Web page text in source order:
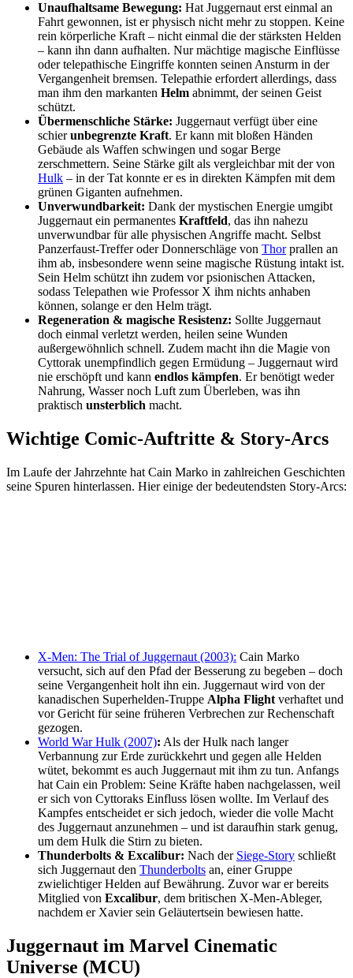
Unaufhaltsame Bewegung: Hat Juggernaut erst einmal an
Fahrt gewonnen, ist er physisch nicht mehr zu stoppen. Keine
rein körperliche Kraft – nicht einmal die der stärksten Helden
– kann ihn dann aufhalten. Nur mächtige magische Einflüsse
oder telepathische Eingriffe konnten seinen Ansturm in der
Vergangenheit bremsen. Telepathie erfordert allerdings, dass
man ihm den markanten Helm abnimmt, der seinen Geist
schützt.
Übermenschliche Stärke: Juggernaut verfügt über eine
schierunbegrenzte Kraft. Er kann mit bloßen Händen
Gebäude als Waffen schwingen und sogar Berge
zerschmettern. Seine Stärke gilt als vergleichbar mit der von
Hulk – in der Tat konnte er es in direkten Kämpfen mit dem
grünen Giganten aufnehmen.
Unverwundbarkeit: Dank der mystischen Energie umgibt
Juggernaut ein permanentes Kraftfeld, das ihn nahezu
unverwundbar für alle physischen Angriffe macht. Selbst
Panzerfaust-Treffer oder Donnerschläge von Thorprallen an
ihm ab, insbesondere wenn seine magische Rüstung intakt ist.
Sein Helm schützt ihn zudem vor psionischen Attacken,
sodass Telepathen wie Professor X ihm nichts anhaben
können, solange er den Helm trägt.
Regeneration & magische Resistenz: Sollte Juggernaut
doch einmal verletzt werden, heilen seine Wunden
außergewöhnlich schnell. Zudem macht ihn die Magie von
Cyttorak unempfindlich gegen Ermüdung – Juggernaut wird
nie erschöpft und kann endlos kämpfen. Er benötigt weder
Nahrung, Wasser noch Luft zum Überleben, was ihn
praktisch unsterblich macht.
Wichtige Comic-Auftritte & Story-Arcs
Im Laufe der Jahrzehnte hat Cain Marko in zahlreichen Geschichten
seine Spuren hinterlassen. Hier einige der bedeutendsten Story-Arcs:
X-Men: The Trial of Juggernaut (2003): Cain Marko
versucht, sich auf den Pfad der Besserung zu begeben – doch
seine Vergangenheit holt ihn ein. Juggernaut wird von der
kanadischen Superhelden-Truppe Alpha Flight verhaftet und
vor Gericht für seine früheren Verbrechen zur Rechenschaft
gezogen.
World War Hulk (2007): Als der Hulk nach langer
Verbannung zur Erde zurückkehrt und gegen alle Helden
wütet, bekommt es auch Juggernaut mit ihm zu tun. Anfangs
hat Cain ein Problem: Seine Kräfte haben nachgelassen, weil
er sich von Cyttoraks Einfluss lösen wollte. Im Verlauf des
Kampfes entscheidet er sich jedoch, wieder die volle Macht
des Juggernaut anzunehmen – und ist daraufhin stark genug,
um dem Hulk die Stirn zu bieten.
Thunderbolts & Excalibur: Nach der Siege-Story schließt
sich Juggernaut den Thunderbolts an, einer Gruppe
zwielichtiger Helden auf Bewährung. Zuvor war er bereits
Mitglied von Excalibur, dem britischen X-Men-Ableger,
nachdem er Xavier sein Geläutertsein bewiesen hatte.
Juggernaut im Marvel Cinematic
Universe (MCU)